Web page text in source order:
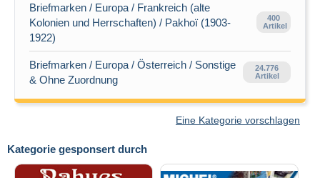
Kategorie gesponsert durch
Briefmarken / Europa / Frankreich (alte
Kolonien und Herrschaften) / Pakhoï (1903-
1922)
400
Artikel
Briefmarken / Europa / Österreich / Sonstige
& Ohne Zuordnung
24.776
Artikel
Eine Kategorie vorschlagen